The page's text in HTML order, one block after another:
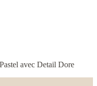
avec Detail Dore